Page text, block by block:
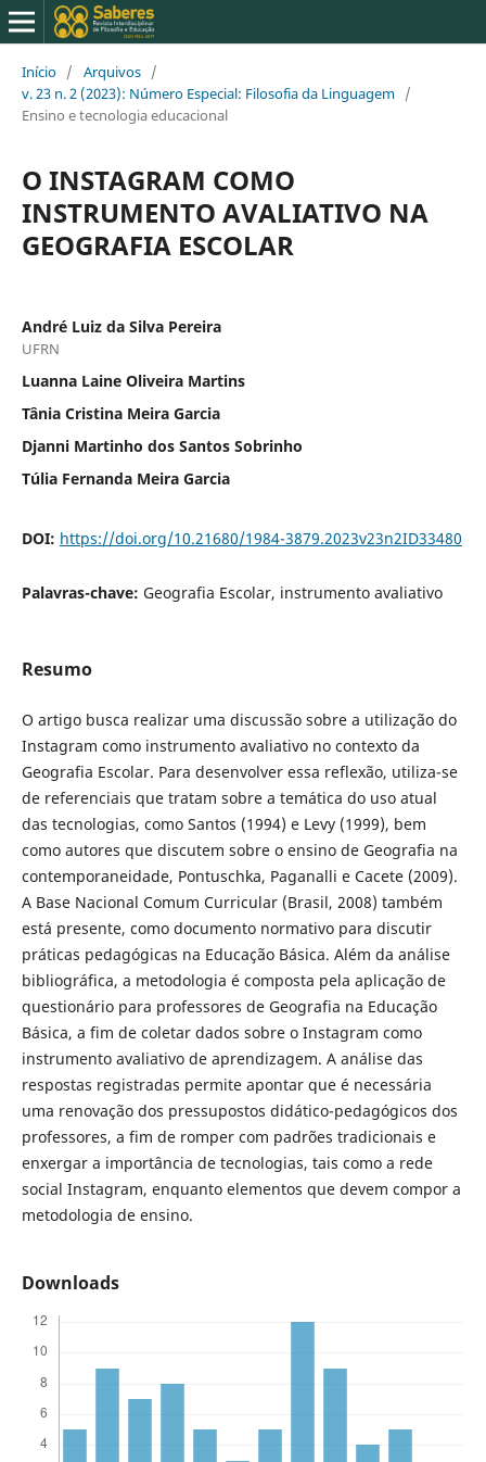
Início / Arquivos /
v. 23 n. 2 (2023): Número Especial: Filosofia da Linguagem /
Ensino e tecnologia educacional
O INSTAGRAM COMO
INSTRUMENTO AVALIATIVO NA
GEOGRAFIA ESCOLAR
André Luiz da Silva Pereira
UFRN
Luanna Laine Oliveira Martins
Tânia Cristina Meira Garcia
Djanni Martinho dos Santos Sobrinho
Túlia Fernanda Meira Garcia
DOI: https://doi.org/10.21680/1984-3879.2023v23n2ID33480
Palavras-chave: Geografia Escolar, instrumento avaliativo
Resumo
O artigo busca realizar uma discussão sobre a utilização do
Instagram como instrumento avaliativo no contexto da
Geografia Escolar. Para desenvolver essa reflexão, utiliza-se
de referenciais que tratam sobre a temática do uso atual
das tecnologias, como Santos (1994) e Levy (1999), bem
como autores que discutem sobre o ensino de Geografia na
contemporaneidade, Pontuschka, Paganalli e Cacete (2009).
A Base Nacional Comum Curricular (Brasil, 2008) também
está presente, como documento normativo para discutir
práticas pedagógicas na Educação Básica. Além da análise
bibliográfica, a metodologia é composta pela aplicação de
questionário para professores de Geografia na Educação
Básica, a fim de coletar dados sobre o Instagram como
instrumento avaliativo de aprendizagem. A análise das
respostas registradas permite apontar que é necessária
uma renovação dos pressupostos didático-pedagógicos dos
professores, a fim de romper com padrões tradicionais e
enxergar a importância de tecnologias, tais como a rede
social Instagram, enquanto elementos que devem compor a
metodologia de ensino.
Downloads